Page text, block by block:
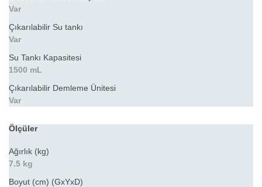
Var
Çıkarılabilir Su tankı
Var
Su Tankı Kapasitesi
1500 mL
Çıkarılabilir Demleme Ünitesi
Var
Ölçüler
Ağırlık (kg)
7.5 kg
Boyut (cm) (GxYxD)